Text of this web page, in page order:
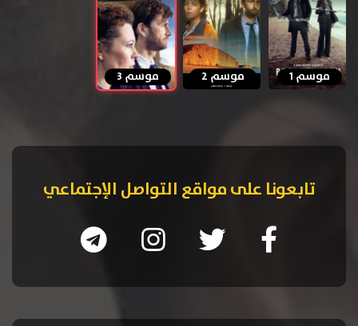
موسم 1 موسم 2 موسم 3
تابعونا على مواقع التواصل الإجتماعي